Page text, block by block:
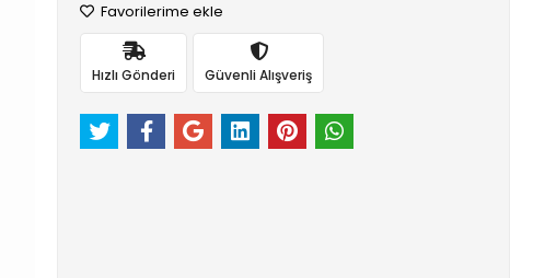
Favorilerime ekle
Hızlı Gönderi Güvenli Alışveriş